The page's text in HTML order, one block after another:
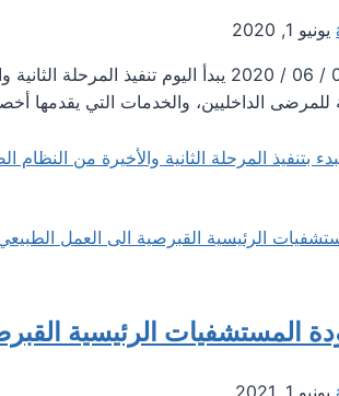
يونيو 1, 2020
تاريخ النشر: 02 / 06 / 2020 يبدأ
للمرضى الداخليين، والخدمات التي يقدمها
بتنفيذ المرحلة الثانية والأخيرة من النظام
المستشفيات الرئيسية